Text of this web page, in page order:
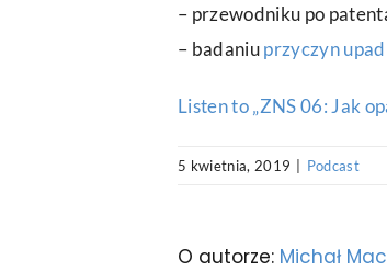
– przewodniku po
– badaniuprzyczyn
Listen to „ZNS 06: Jak
5 kwietnia, 2019 Podcast
O autorze: Michał